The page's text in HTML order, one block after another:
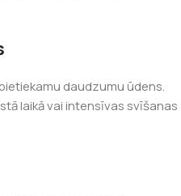
daudzumu ūdens.
laikā vai intensīvas svīšanas